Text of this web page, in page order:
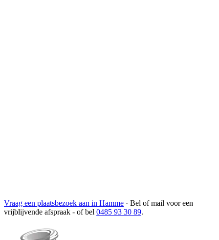
Vraag een plaatsbezoek aan in Hamme · Bel of mail voor een
vrijblijvende afspraak - of bel 0485 93 30 89.